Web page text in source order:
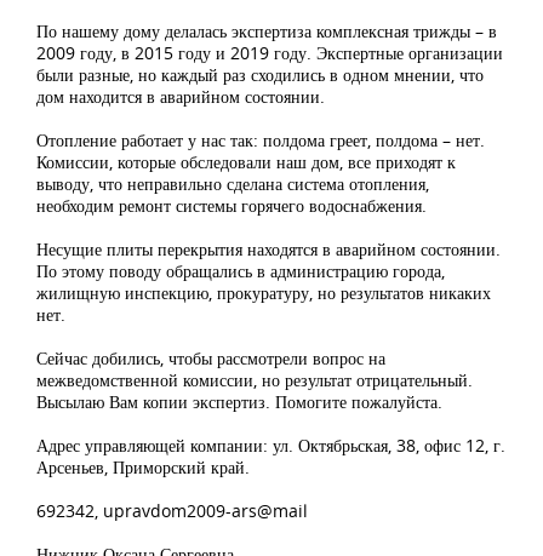
По нашему дому делалась экспертиза комплексная трижды – в
2009 году, в 2015 году и 2019 году. Экспертные организации
были разные, но каждый раз сходились в одном мнении, что
дом находится в аварийном состоянии.
Отопление работает у нас так: полдома греет, полдома – нет.
Комиссии, которые обследовали наш дом, все приходят к
выводу, что неправильно сделана система отопления,
необходим ремонт системы горячего водоснабжения.
Несущие плиты перекрытия находятся в аварийном состоянии.
По этому поводу обращались в администрацию города,
жилищную инспекцию, прокуратуру, но результатов никаких
нет.
Сейчас добились, чтобы рассмотрели вопрос на
межведомственной комиссии, но результат отрицательный.
Высылаю Вам копии экспертиз. Помогите пожалуйста.
Адрес управляющей компании: ул. Октябрьская, 38, офис 12, г.
Арсеньев, Приморский край.
692342, upravdom2009-ars@mail